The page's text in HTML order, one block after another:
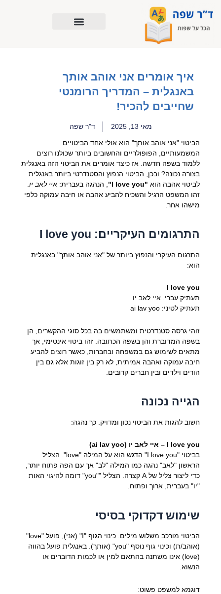
לתוכן
איך אומרים אני אוהב אותך
באנגלית – המדריך הרומנטי
שחייבים להכיר!
מאי 13, 2025 ד"ר שפה
הביטוי "אני אוהב אותך" הוא אולי אחד הביטויים
המשמעותיים, הפופולריים והחשובים ביותר שכולנו רוצים
ללמוד בשפה חדשה. אז כיצד אומרים את הביטוי הזה באנגלית
בצורה נכונה? ובכן, הביטוי הנפוץ והסטנדרטי ביותר באנגלית
לביטוי אהבה הוא "I love you" , הנהגה בעברית: איי לאב יו.
זהו המשפט הרגיל והשכיח להביע אהבה או חיבה עמוקה כלפי
מישהו אחר.
התרגומים העיקריים: I love you
התרגום העיקרי והנפוץ ביותר של "אני אוהב אותך" באנגלית
הוא:
I love you
תעתיק עברי: איי לאב יו
תעתיק לטיני: ai lav yoo
זוהי גרסה סטנדרטית ומשתמשים בה בכל סוגי ההקשרים, הן
בשפה המדוברת והן בשפה הכתובה. זהו ביטוי אינטימי, אך
מתאים לשימוש גם במשפחה ובחברות, כאשר רוצים להביע
חיבה עמוקה ואהבה אמיתית, לא רק בין זוגות אלא גם בין
הורים וילדים ובין חברים קרובים.
הגייה נכונה
חשוב להגות את הביטוי נכון ומדויק. כך נהגה:
I love you – איי לאב יו (ai lav yoo)
בביטוי "I love you" הדגש הוא על המילה "love". הצליל
הראשון "לאב" נהגה כמו המילה "לב" אך עם הפה פתוח יותר,
כדי ליצור צליל של A קצרה. הצליל ""you" דומה להיגוי האות
"יו" בעברית, ארוך ופתוח.
שימוש דקדוקי בסיסי
הביטוי מורכב משלוש מילים: כינוי הגוף "I" (אני), פועל "love"
(אוהב/ת) וכינוי גוף נוסף "you" (אותך). באנגלית פועל בהווה
(love) אינו משתנה בהתאם למין או לכמות הדוברים או
הנשוא.
דוגמא למשפט פשוט: